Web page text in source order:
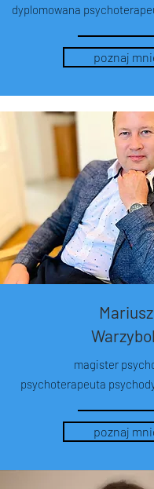
dyplomowana
poznaj
Mariusz
magister
psychoterapeuta
poznaj